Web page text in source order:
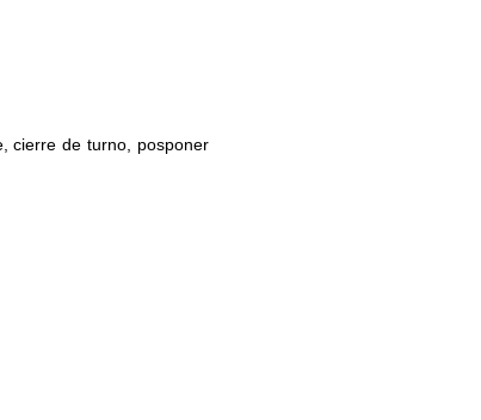
cierre de turno, posponer